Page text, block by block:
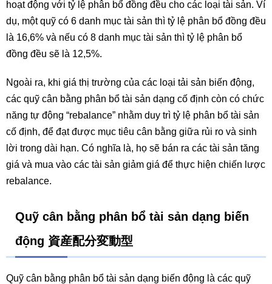
hoạt động với tỷ lệ phân bổ đồng đều cho các loại tài sản. Ví
dụ, một quỹ có 6 danh mục tài sản thì tỷ lệ phân bổ đồng đều
là 16,6% và nếu có 8 danh mục tài sản thì tỷ lệ phân bổ
đồng đều sẽ là 12,5%.
Ngoài ra, khi giá thị trường của các loại tải sản biến động,
các quỹ cân bằng phân bổ tài sản dạng cố định còn có chức
năng tự động “rebalance” nhằm duy trì tỷ lệ phân bổ tài sản
cố định, để đạt được mục tiêu cân bằng giữa rủi ro và sinh
lời trong dài hạn. Có nghĩa là, họ sẽ bán ra các tài sản tăng
giá và mua vào các tài sản giảm giá để thực hiện chiến lược
rebalance.
Quỹ cân bằng phân bổ tài sản dạng biến
động 資産配分変動型
Quỹ cân bằng phân bổ tài sản dạng biến động là các quỹ